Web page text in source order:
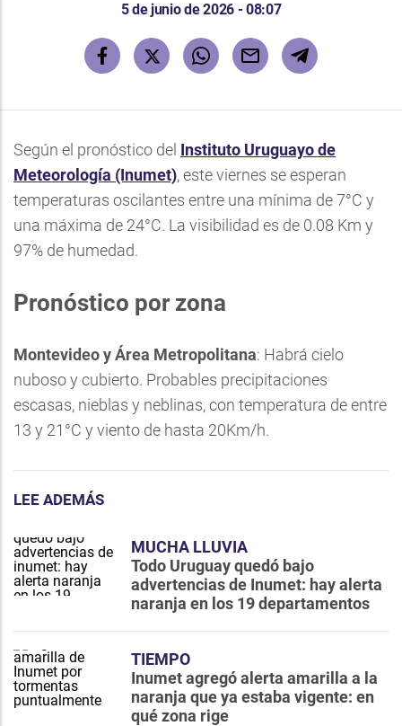
5 de junio de 2026 - 08:07
Según el pronóstico del Instituto Uruguayo de
Meteorología (Inumet), este viernes se esperan
temperaturas oscilantes entre una mínima de 7°C y
una máxima de 24°C. La visibilidad es de 0.08 Km y
97% de humedad.
Pronóstico por zona
Montevideo y Área Metropolitana: Habrá cielo
nuboso y cubierto. Probables precipitaciones
escasas, nieblas y neblinas, con temperatura de entre
13 y 21°C y viento de hasta 20Km/h.
LEE ADEMÁS
MUCHA LLUVIA
Todo Uruguay quedó bajo
advertencias de Inumet: hay alerta
naranja en los 19 departamentos
TIEMPO
Inumet agregó alerta amarilla a la
naranja que ya estaba vigente: en
qué zona rige